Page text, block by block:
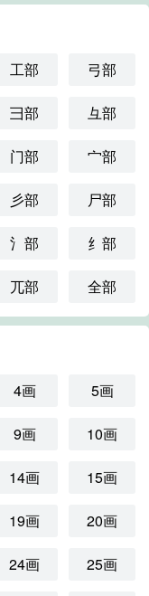
工部 弓部
彐部 彑部
门部 宀部
彡部 尸部
氵部 纟部
兀部 全部
4画 5画
9画 10画
14画 15画
19画 20画
24画 25画